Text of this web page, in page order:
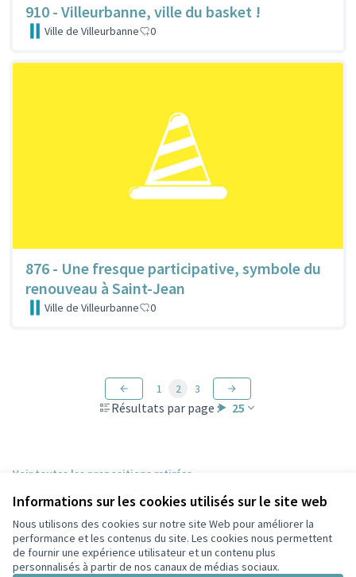
Informations sur les cookies utilisés sur le site web
Nous utilisons des cookies sur notre site Web pour améliorer la
performance et les contenus du site. Les cookies nous permettent
de fournir une expérience utilisateur et un contenu plus
personnalisés à partir de nos canaux de médias sociaux.
910 - Villeurbanne, ville du basket !
Ville de Villeurbanne 0
876 - Une fresque participative, symbole du
renouveau à Saint-Jean
Ville de Villeurbanne 0
Résultats par page : 25
1 2 3
Voir toutes les propositions retirées
Conditions d'utilisation
Paramètres des cookies
Participez Villeurbanne sur X
Participez Villeurbanne sur Facebook
Participez Villeurbanne sur Instagram
Participez Villeurbanne sur YouTube